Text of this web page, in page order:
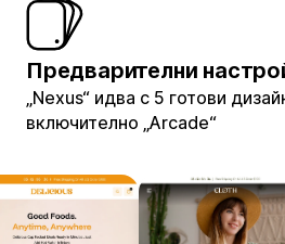
Предварителни
„Nexus“ идва с 5 готови
включително „Arcade“